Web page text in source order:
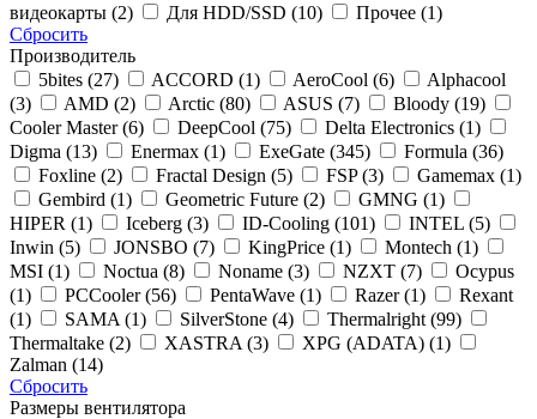
видеокарты (2)
Для HDD/SSD (10)
Прочее (1)
Сбросить
Производитель
5bites (27)
ACCORD (1) AeroCool (6)
Alphacool
(3)
AMD (2) Arctic (80) ASUS (7)
Bloody (19)
Cooler Master (6)
DeepCool (75)
Delta Electronics (1)
Digma (13)
Enermax (1) ExeGate (345)
Formula (36)
Foxline (2)
Fractal Design (5) FSP (3)
Gamemax (1)
Gembird (1)
Geometric Future (2)
GMNG (1)
HIPER (1)
Iceberg (3) ID-Cooling (101)
INTEL (5)
Inwin (5)
JONSBO (7) KingPrice (1)
Montech (1)
MSI (1)
Noctua (8) Noname (3) NZXT (7)
Ocypus
(1)
PCCooler (56) PentaWave (1) Razer (1)
Rexant
(1)
SAMA (1) SilverStone (4)
Thermalright (99)
Thermaltake (2)
XASTRA (3)
XPG (ADATA) (1)
Zalman (14)
Сбросить
Размеры вентилятора